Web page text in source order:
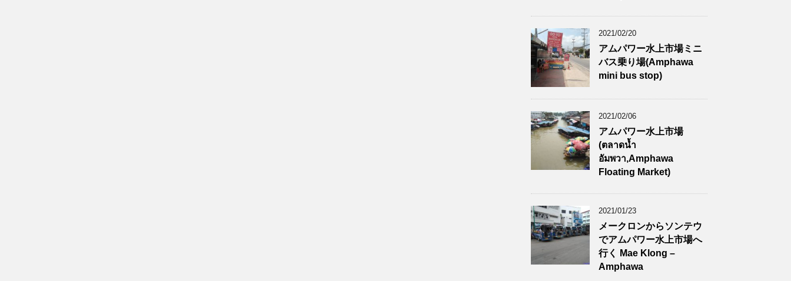
2021/02/20
アムパワー水上市場ミニ
バス乗り場(Amphawa
mini bus stop)
2021/02/06
アムパワー水上市場
(ตลาดน้ำ
อัมพวา,Amphawa
Floating Market)
2021/01/23
メークロンからソンテウ
でアムパワー水上市場へ
行く Mae Klong –
Amphawa